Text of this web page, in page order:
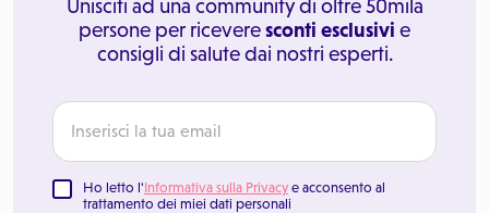
Unisciti ad una community di oltre 50mila
persone per riceveresconti esclusivi e
consigli di salute dai nostri esperti.
Ho letto l'Informativa sulla Privacy e acconsento al
trattamento dei miei dati personali